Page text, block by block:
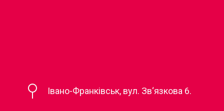
Івано-Франківськ, вул. Зв‘язкова 6.